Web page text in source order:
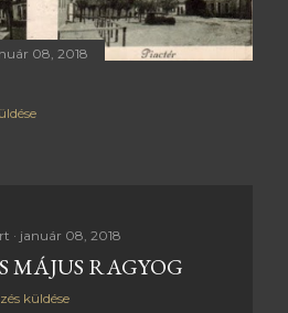
08, 2018
január 08, 2018
MÁJUS RAGYOG
küldése